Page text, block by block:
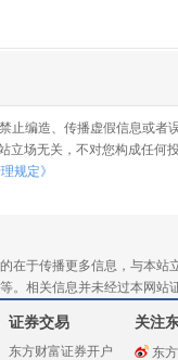
止编造、传播虚假信息或
立场无关，不对您构成任何
规定》
在于传播更多信息，与本
。相关信息并未经过本网站
证券交易
东方财富证券开户
关注
东